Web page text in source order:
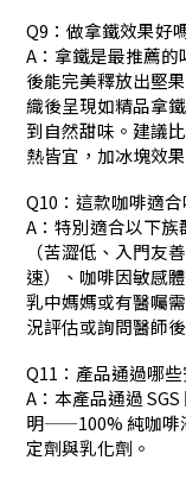
Q9：做拿鐵效果好
A：拿鐵是最推薦
後能完美釋放出堅
織後呈現如精品拿
到自然甜味。建議
熱皆宜，加冰塊效
Q10：這款咖啡適
A：特別適合以下
（苦澀低、入門友
速）、咖啡因敏感
乳中媽媽或有醫囑
況評估或詢問醫師
Q11：產品通過哪
A：本產品通過
明——100% 純咖啡
定劑與乳化劑。